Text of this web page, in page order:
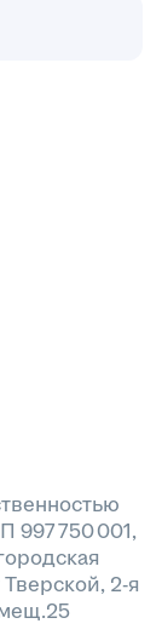
997 750 001,
2-я